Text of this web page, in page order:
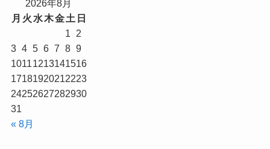
2026年8月
月 火 水木金土 日
1
2
3 4 5 6 7 8 9
10111213141516
17181920212223
24252627282930
31
« 8月